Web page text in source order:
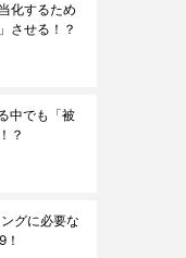
化するため
させる！？
中でも「被
？
グに必要な